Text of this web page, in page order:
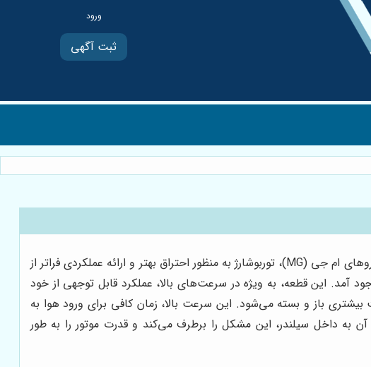
ثبت آگهی
توربوشارژ، به عنوان یکی از اجزای کلیدی در خودروهای مدرن، نقش بسزایی در افزایش راندمان و قدرت موتور دارد. در خودروهای ام جی (MG)، توربوشارژ به منظور احتراق بهتر و ارائه عملکردی فراتر از
آمد. این قطعه، به ویژه در سرعت‌های بالا، عملکرد قابل توجهی از خود
باز و بسته می‌شود. این سرعت بالا، زمان کافی برای ورود هوا به
به داخل سیلندر، این مشکل را برطرف می‌کند و قدرت موتور را به طور